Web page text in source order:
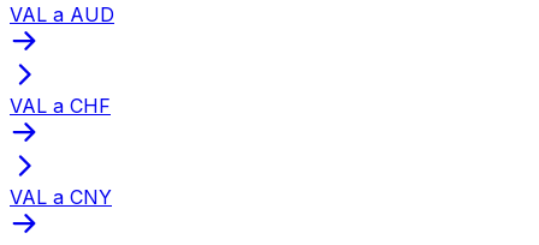
VAL a AUD
VAL a CHF
VAL a CNY